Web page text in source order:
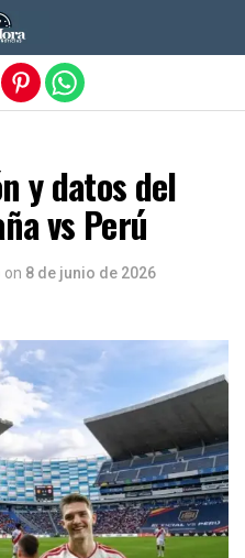
y datos del
vs Perú
on 8 de junio de 2026
móvil